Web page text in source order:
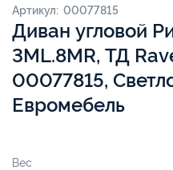
Диван угловой
3ML.8MR, ТД
00077815,
Евромебель
Артикул: 00077815
Вес